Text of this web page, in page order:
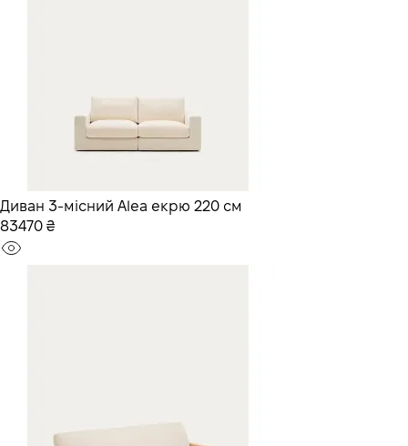
Диван 3-місний Alea екрю 220 см
83470 ₴